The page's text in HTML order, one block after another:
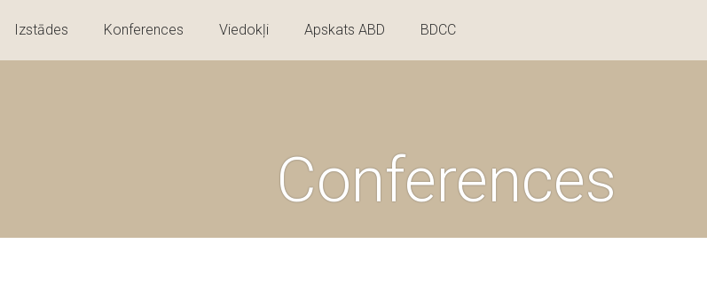
Izstādes Konferences Viedokļi Apskats ABD BDCC
Conferences